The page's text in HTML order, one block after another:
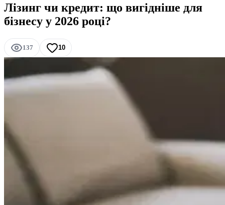
Лізинг чи кредит: що вигідніше для
бізнесу у 2026 році?
137 10